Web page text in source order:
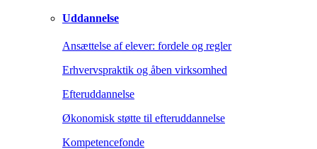
Uddannelse
Ansættelse af elever: fordele og regler
Erhvervspraktik og åben virksomhed
Efteruddannelse
Økonomisk støtte til efteruddannelse
Kompetencefonde